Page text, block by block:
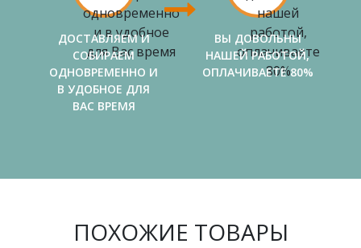
ДОСТАВЛЯЕМ И
СОБИРАЕМ
ОДНОВРЕМЕННО И
В УДОБНОЕ ДЛЯ
ВАС ВРЕМЯ
ВЫ ДОВОЛЬНЫ
НАШЕЙ РАБОТОЙ,
ОПЛАЧИВАЕТЕ 80%
ПОХОЖИЕ ТОВАРЫ